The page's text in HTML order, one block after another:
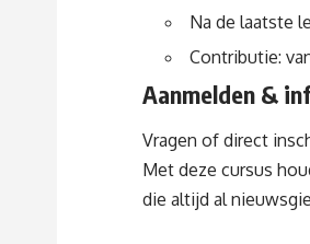
Na de laatste
Contributie:
Aanmelden &
Vragen of direct
Met deze cursus
die altijd al